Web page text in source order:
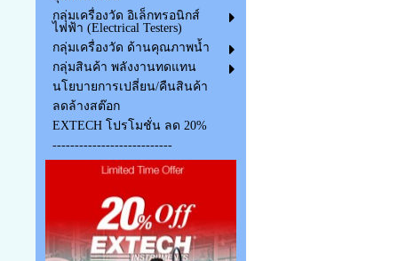
กลุ่มเครื่องวัด อิเล็กทรอนิกส์
ไฟฟ้า (Electrical Testers)
กลุ่มเครื่องวัด ด้านคุณภาพน้ำ
กลุ่มสินค้า พลังงานทดแทน
นโยบายการเปลี่ยน/คืนสินค้า
ลดล้างสต๊อก
EXTECH โปรโมชั่น ลด 20%
---------------------------